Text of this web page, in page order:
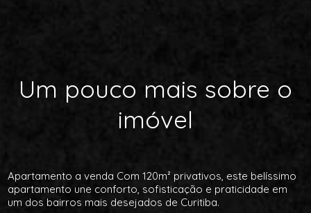
Um pouco mais sobre o
imóvel
Apartamento a venda Com 120m² privativos, este belíssimo
apartamento une conforto, sofisticação e praticidade em
um dos bairros mais desejados de Curitiba.